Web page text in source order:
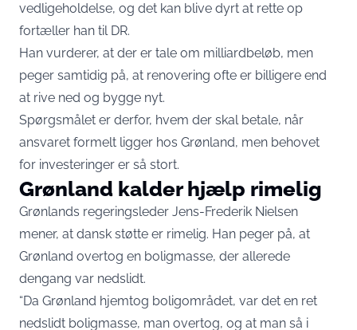
vedligeholdelse, og det kan blive dyrt at rette op
fortæller han til DR.
Han vurderer, at der er tale om milliardbeløb, men
peger samtidig på, at renovering ofte er billigere end
at rive ned og bygge nyt.
Spørgsmålet er derfor, hvem der skal betale, når
ansvaret formelt ligger hos Grønland, men behovet
for investeringer er så stort.
Grønland kalder hjælp rimelig
Grønlands regeringsleder Jens-Frederik Nielsen
mener, at dansk støtte er rimelig. Han peger på, at
Grønland overtog en boligmasse, der allerede
dengang var nedslidt.
“Da Grønland hjemtog boligområdet, var det en ret
nedslidt boligmasse, man overtog, og at man så i